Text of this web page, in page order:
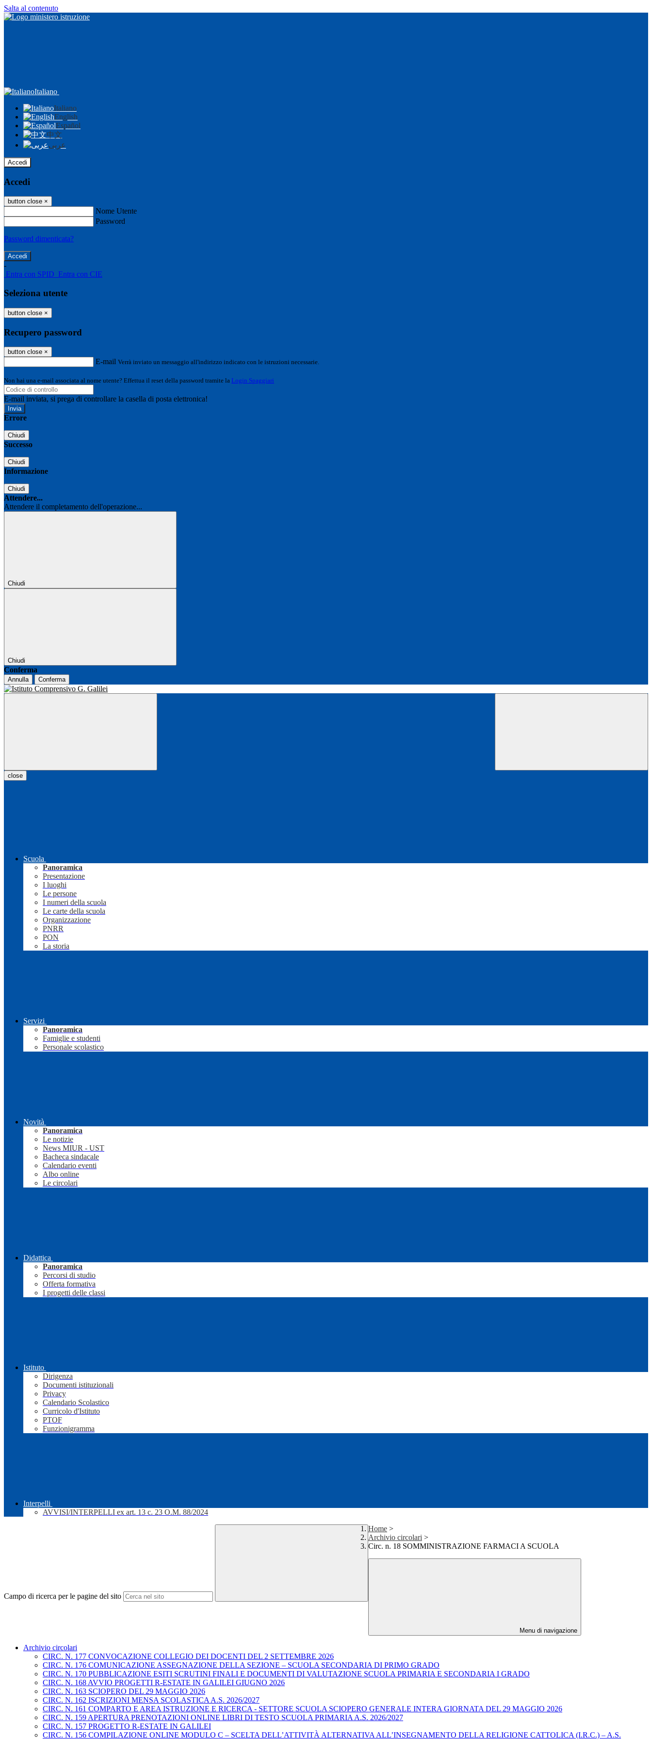
Salta al contenuto
Italiano
Italiano
English
Español
中文
عربى
Accedi
Accedi
button close ×
Nome Utente
Password
Password dimenticata?
-
Entra con SPID Entra con CIE
Seleziona utente
button close ×
Recupero password
button close ×
E-mail Verrà inviato un messaggio all'indirizzo indicato con le istruzioni necessarie.
Non hai una e-mail associata al nome utente? Effettua il reset della password tramite la Login Spaggiari
E-mail inviata, si prega di controllare la casella di posta elettronica!
Errore
Chiudi
Successo
Chiudi
Informazione
Chiudi
Attendere...
Attendere il completamento dell'operazione...
Chiudi
Chiudi
Conferma
Annulla Conferma
close
Scuola
Panoramica
Presentazione
I luoghi
Le persone
I numeri della scuola
Le carte della scuola
Organizzazione
PNRR
PON
La storia
Servizi
Panoramica
Famiglie e studenti
Personale scolastico
Novità
Panoramica
Le notizie
News MIUR - UST
Bacheca sindacale
Calendario eventi
Albo online
Le circolari
Didattica
Panoramica
Percorsi di studio
Offerta formativa
I progetti delle classi
Istituto
Dirigenza
Documenti istituzionali
Privacy
Calendario Scolastico
Curricolo d'Istituto
PTOF
Funzionigramma
Interpelli
AVVISI/INTERPELLI ex art. 13 c. 23 O.M. 88/2024
Campo di ricerca per le pagine del sito
Home >
Archivio circolari >
Circ. n. 18 SOMMINISTRAZIONE FARMACI A SCUOLA
Menu di navigazione
Archivio circolari
CIRC. N. 177 CONVOCAZIONE COLLEGIO DEI DOCENTI DEL 2 SETTEMBRE 2026
CIRC. N. 176 COMUNICAZIONE ASSEGNAZIONE DELLA SEZIONE – SCUOLA SECONDARIA DI PRIMO GRADO
CIRC. N. 170 PUBBLICAZIONE ESITI SCRUTINI FINALI E DOCUMENTI DI VALUTAZIONE SCUOLA PRIMARIA E SECONDARIA I GRADO
CIRC. N. 168 AVVIO PROGETTI R-ESTATE IN GALILEI GIUGNO 2026
CIRC. N. 163 SCIOPERO DEL 29 MAGGIO 2026
CIRC. N. 162 ISCRIZIONI MENSA SCOLASTICA A.S. 2026/2027
CIRC. N. 161 COMPARTO E AREA ISTRUZIONE E RICERCA - SETTORE SCUOLA SCIOPERO GENERALE INTERA GIORNATA DEL 29 MAGGIO 2026
CIRC. N. 159 APERTURA PRENOTAZIONI ONLINE LIBRI DI TESTO SCUOLA PRIMARIA A.S. 2026/2027
CIRC. N. 157 PROGETTO R-ESTATE IN GALILEI
CIRC. N. 156 COMPILAZIONE ONLINE MODULO C – SCELTA DELL’ATTIVITÀ ALTERNATIVA ALL’INSEGNAMENTO DELLA RELIGIONE CATTOLICA (I.R.C.) – A.S.